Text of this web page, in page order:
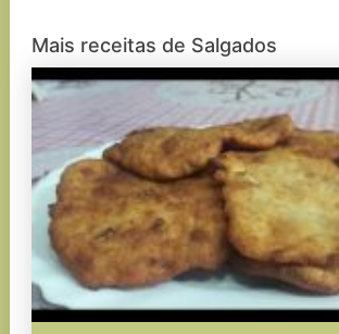
Mais receitas de Salgados